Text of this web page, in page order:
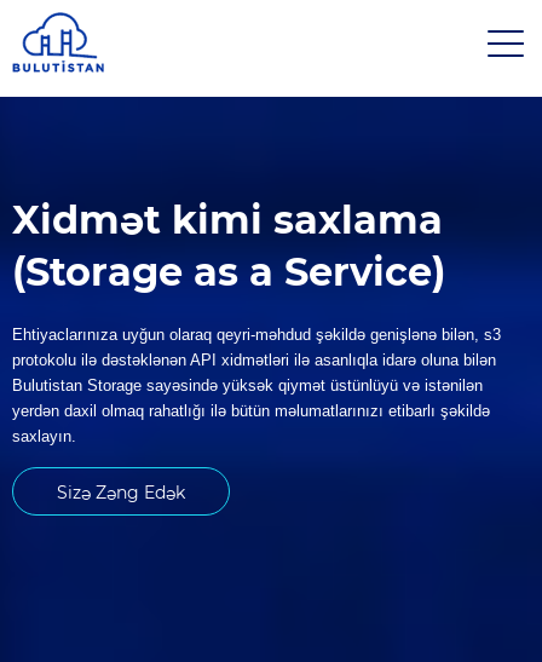
Xidmət kimi saxlama
(Storage as a Service)
Ehtiyaclarınıza uyğun olaraq qeyri-məhdud şəkildə genişlənə bilən, s3
protokolu ilə dəstəklənən API xidmətləri ilə asanlıqla idarə oluna bilən
Bulutistan Storage sayəsində yüksək qiymət üstünlüyü və istənilən
yerdən daxil olmaq rahatlığı ilə bütün məlumatlarınızı etibarlı şəkildə
saxlayın.
Sizə Zəng Edək